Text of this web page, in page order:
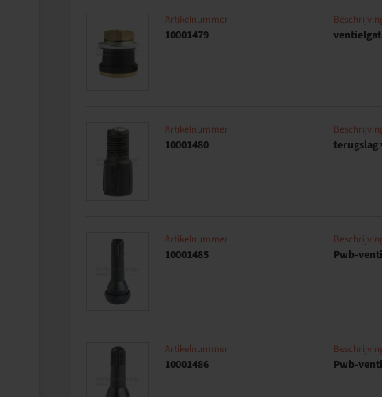
Artikelnummer
10001479
Artikelnummer
10001480 terugslag
Artikelnummer
10001485 Pwb-
Artikelnummer
10001486 Pwb-